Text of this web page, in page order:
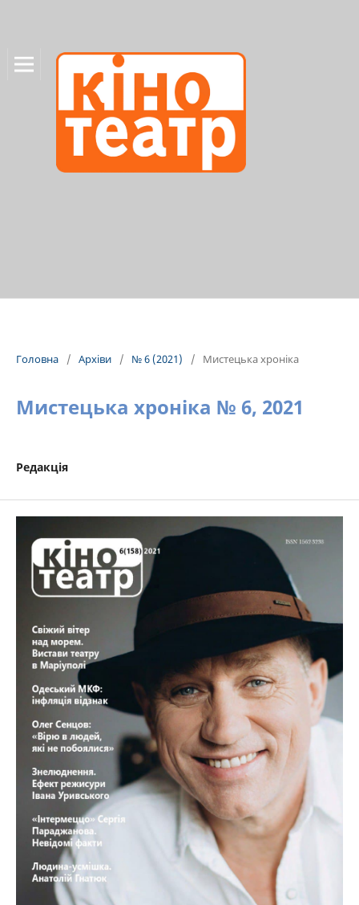
Головна / Архіви / № 6 (2021) / Мистецька хроніка
Мистецька хроніка № 6, 2021
Редакція